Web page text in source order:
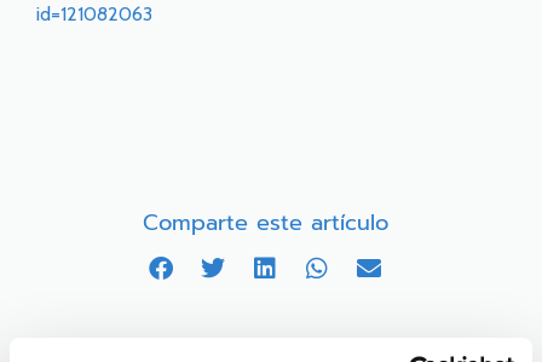
id=121082063
Comparte este artículo